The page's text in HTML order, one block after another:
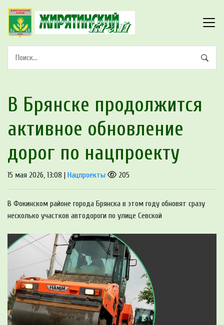
В Брянске продолжится
активное обновление
дорог по нацпроекту
15 мая 2026, 13:08 | Нацпроекты 205
В Фокинском районе города Брянска в этом году обновят сразу
несколько участков автодороги по улице Севской